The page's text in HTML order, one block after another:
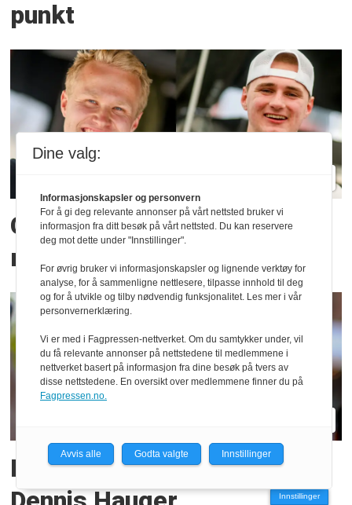
punkt
Crosskart-duoen tester ut
rallycross-livet
Disse setene er i spill for
Innstillinger
Dine valg:
Informasjonskapsler og personvern
For å gi deg relevante annonser på vårt nettsted bruker vi
informasjon fra ditt besøk på vårt nettsted. Du kan reservere
deg mot dette under "Innstillinger".
For øvrig bruker vi informasjonskapsler og lignende verktøy for
analyse, for å sammenligne nettlesere, tilpasse innhold til deg
og for å utvikle og tilby nødvendig funksjonalitet. Les mer i vår
personvernerklæring.
Vi er med i Fagpressen-nettverket. Om du samtykker under, vil
du få relevante annonser på nettstedene til medlemmene i
nettverket basert på informasjon fra dine besøk på tvers av
disse nettstedene. En oversikt over medlemmene finner du på
Fagpressen.no.
Avvis alle Godta valgte Innstillinger